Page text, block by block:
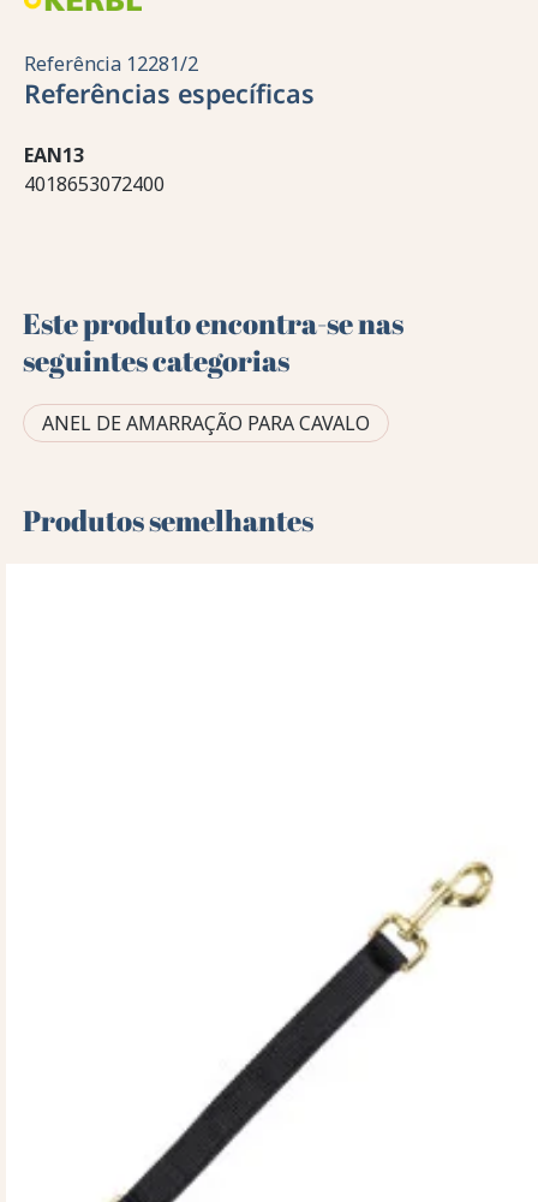
Referência 12281/2
Referências específicas
EAN13
4018653072400
Este produto encontra-se nas
seguintes categorias
ANEL DE AMARRAÇÃO PARA CAVALO
Produtos semelhantes